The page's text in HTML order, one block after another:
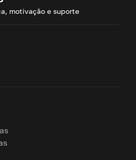
motivação e suporte